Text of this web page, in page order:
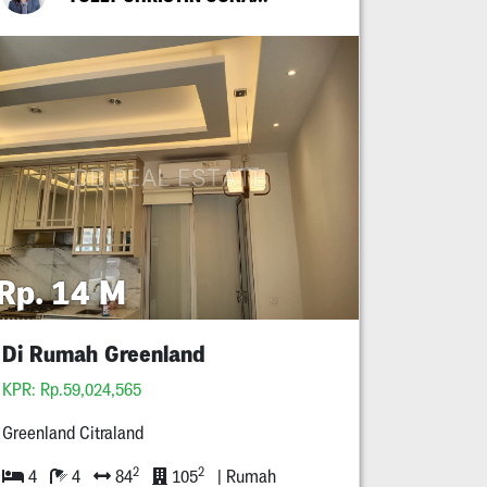
14 M
Di Rumah Greenland
KPR: Rp.59,024,565
Greenland Citraland
4 4 842 1052 | Rumah